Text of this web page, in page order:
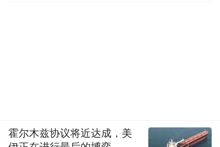
霍尔木兹协议将近达成，美